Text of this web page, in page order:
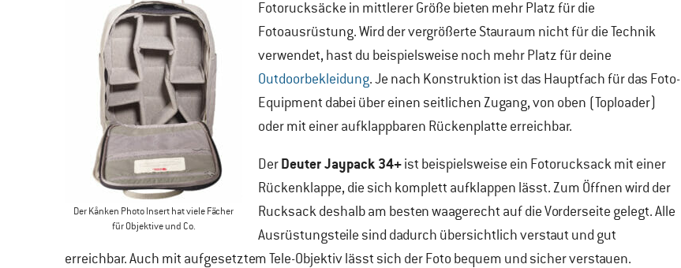
Der Kånken Photo Insert hat viele Fächer
für Objektive und Co.
Fotorucksäcke in mittlerer Größe bieten mehr Platz für die
Fotoausrüstung. Wird der vergrößerte Stauraum nicht für die Technik
verwendet, hast du beispielsweise noch mehr Platz für deine
Outdoorbekleidung. Je nach Konstruktion ist das Hauptfach für das Foto-
Equipment dabei über einen seitlichen Zugang, von oben (Toploader)
oder mit einer aufklappbaren Rückenplatte erreichbar.
DerDeuter Jaypack 34+ist beispielsweise ein Fotorucksack mit einer
Rückenklappe, die sich komplett aufklappen lässt. Zum Öffnen wird der
Rucksack deshalb am besten waagerecht auf die Vorderseite gelegt. Alle
Ausrüstungsteile sind dadurch übersichtlich verstaut und gut
erreichbar. Auch mit aufgesetztem Tele-Objektiv lässt sich der Foto bequem und sicher verstauen.